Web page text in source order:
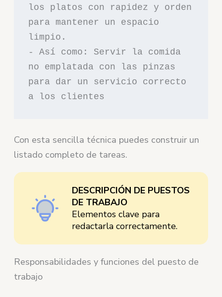
los platos con rapidez y orden
para mantener un espacio
limpio.
- Así como: Servir la comida
no emplatada con las pinzas
para dar un servicio correcto
a los clientes
Con esta sencilla técnica puedes construir un
listado completo de tareas.
DESCRIPCIÓN DE PUESTOS
DE TRABAJO
Elementos clave para
redactarla correctamente.
Responsabilidades y funciones del puesto de
trabajo